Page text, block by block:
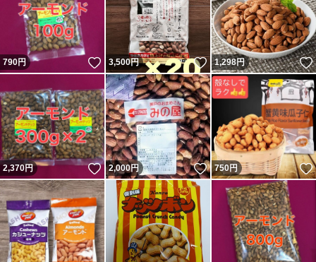
790円 いいね！
3,500円 いいね！
1,298円
2,370円 いいね！
2,000円 いいね！
750円